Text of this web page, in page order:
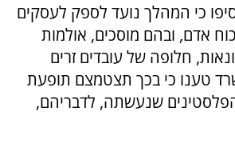
כי המהלך נועד לספק לעסקים
אדם, ובהם מוסכים, אולמות
חלופה של עובדים זרים
טענו כי בכך תצטמצם תופעת
שנעשתה, לדבריהם,